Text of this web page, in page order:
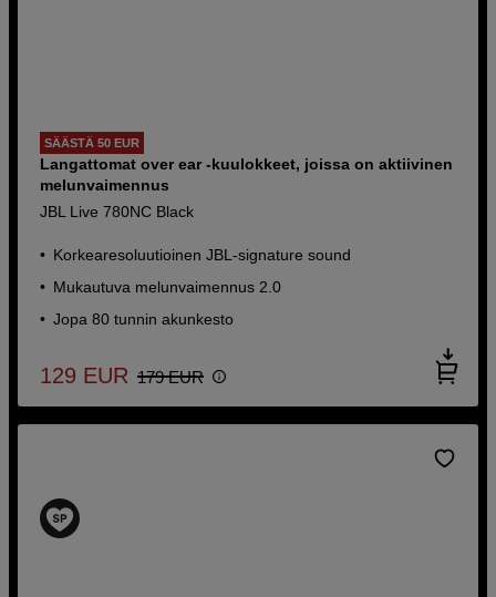
SÄÄSTÄ 50 EUR
Langattomat over ear -kuulokkeet, joissa on aktiivinen
melunvaimennus
JBL Live 780NC Black
Korkearesoluutioinen JBL-signature sound
Mukautuva melunvaimennus 2.0
Jopa 80 tunnin akunkesto
129 EUR 179 EUR